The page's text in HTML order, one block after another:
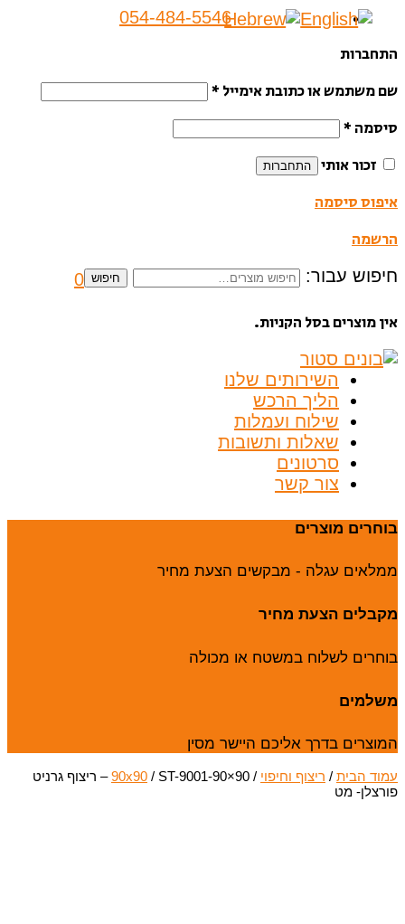
054-484-5546
התחברות
שם משתמש או כתובת אימייל *
סיסמה *
זכור אותי
התחברות
איפוס סיסמה
הרשמה
חיפוש עבור: חיפוש 0
אין מוצרים בסל הקניות.
השירותים שלנו
הליך הרכש
שילוח ועמלות
שאלות ותשובות
סרטונים
צור קשר
בוחרים מוצרים
ממלאים עגלה - מבקשים הצעת מחיר
מקבלים הצעת מחיר
בוחרים לשלוח במשטח או מכולה
משלמים
המוצרים בדרך אליכם היישר מסין
עמוד הבית / ריצוף וחיפוי /
90x90/ ST-9001-90×90 – ריצוף גרניט
פורצלן- מט